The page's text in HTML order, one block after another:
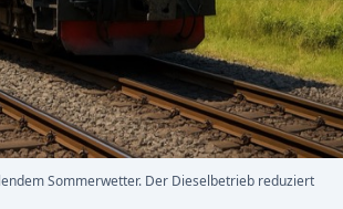
Sommerwetter. Der Dieselbetrieb reduziert